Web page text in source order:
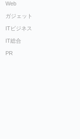
Web
ガジェット
ITビジネス
IT総合
PR